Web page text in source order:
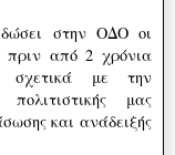
στην ΟΔΟ οι
πριν από 2 χρόνια
σχετικά με την
μας
και ανάδειξής